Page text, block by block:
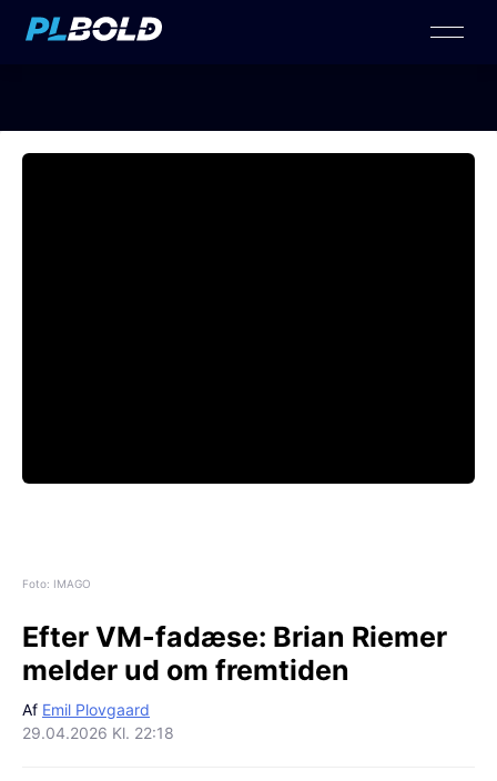
Foto: IMAGO
Efter VM-fadæse: Brian Riemer
melder ud om fremtiden
Af Emil Plovgaard
29.04.2026 Kl. 22:18